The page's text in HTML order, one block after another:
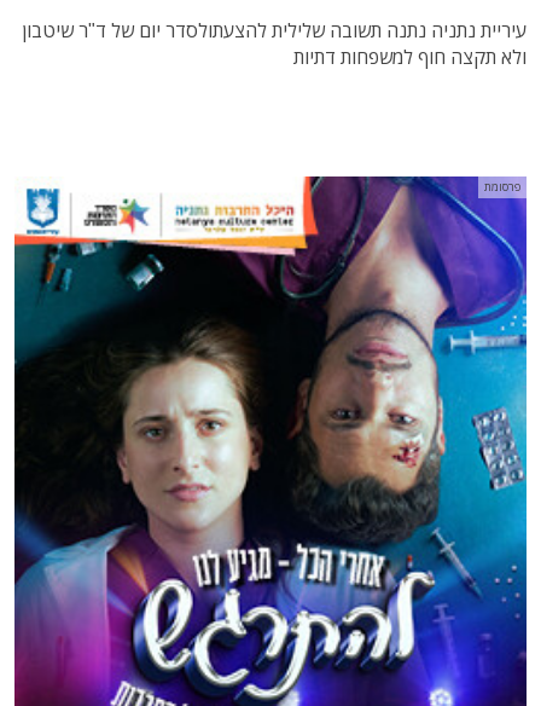
עיריית נתניה נתנה תשובה שלילית להצעתולסדר יום של ד"ר שיטבון
ולא תקצה חוף למשפחות דתיות
פרסומת